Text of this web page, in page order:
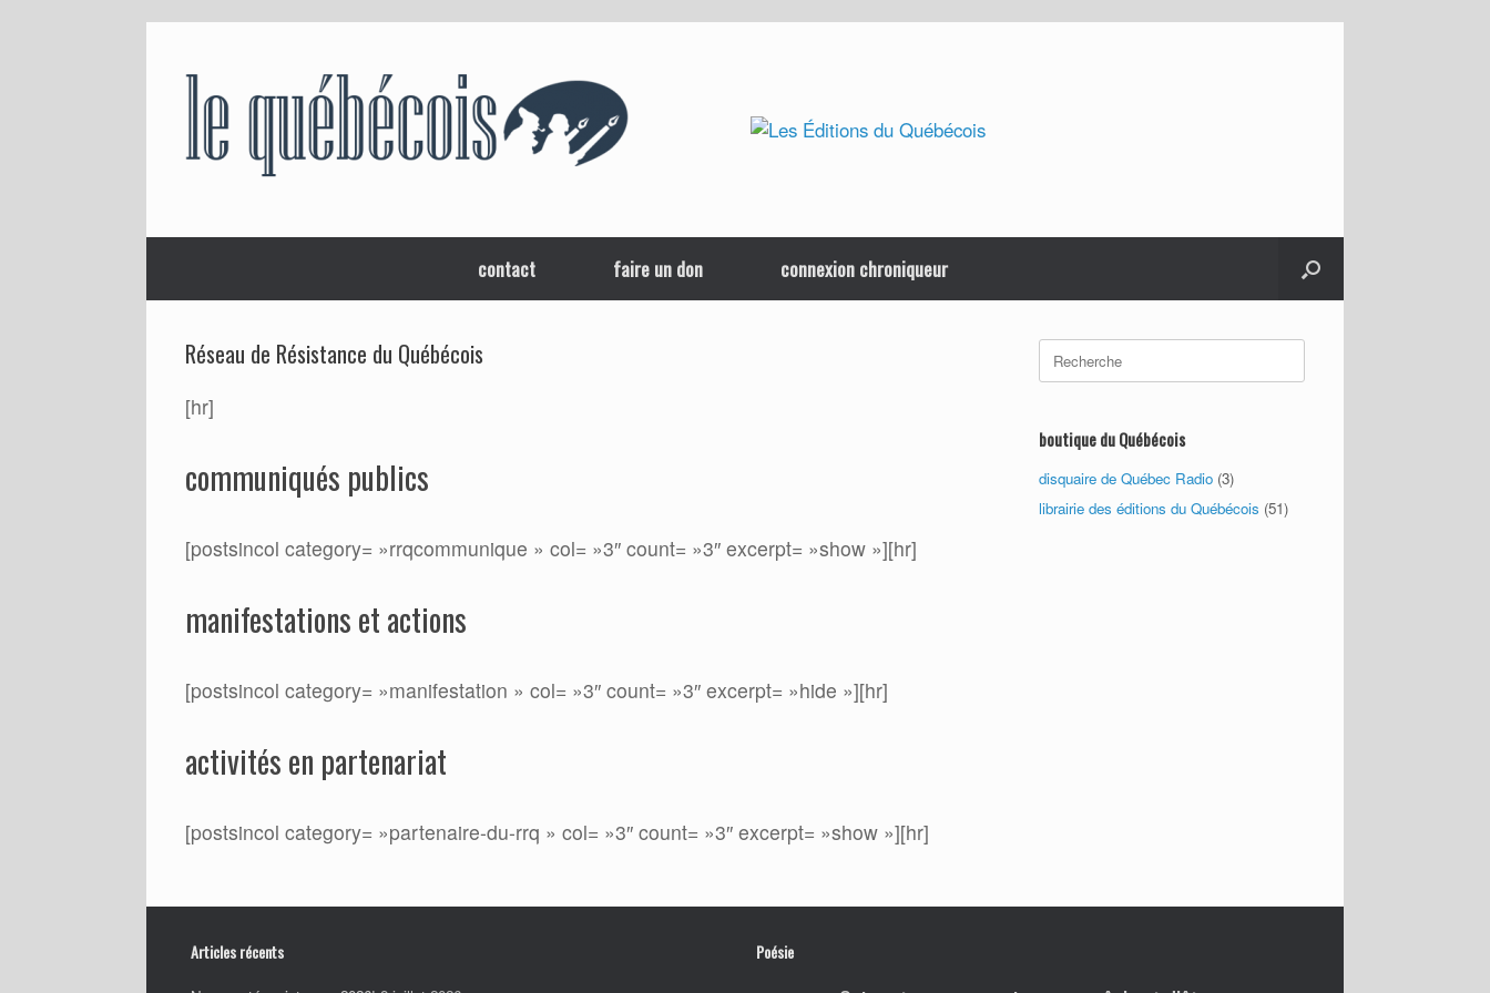
contact faire un don connexion chroniqueur
Réseau de Résistance du Québécois
[hr]
communiqués publics
[postsincol category= »rrqcommunique » col= »3″ count= »3″ excerpt= »show »][hr]
manifestations et actions
[postsincol category= »manifestation » col= »3″ count= »3″ excerpt= »hide »][hr]
activités en partenariat
[postsincol category= »partenaire-du-rrq » col= »3″ count= »3″ excerpt= »show »][hr]
Search
for:
boutique du Québécois
disquaire de Québec Radio (3)
librairie des éditions du Québécois (51)
Articles récents Poésie